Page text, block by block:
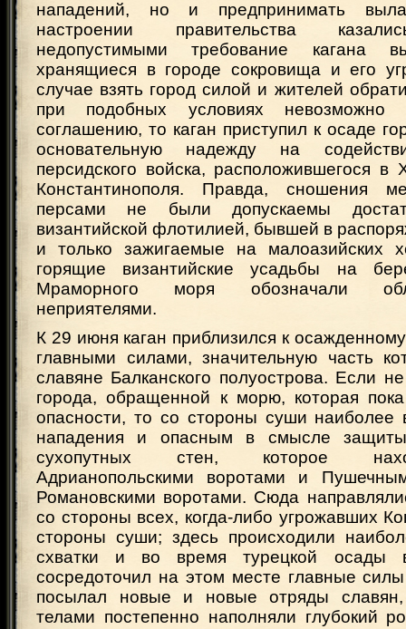
нападений, но и предпринимать
настроении правительства
недопустимыми требование кагана
хранящиеся в городе сокровища и его
случае взять город силой и жителей
при подобных условиях
соглашению, то каган приступил к осаде
основательную надежду на
персидского войска, расположившегося в
Константинополя. Правда, сношения
персами не были допускаемы
византийской флотилией, бывшей в
и только зажигаемые на малоазийских
горящие византийские усадьбы на
Мраморного моря обозначали
неприятелями.
К 29 июня каган приблизился к
главными силами, значительную часть
славяне Балканского полуострова. Если
города, обращенной к морю, которая
опасности, то со стороны суши
нападения и опасным в смысле
сухопутных стен, которое
Адрианопольскими воротами и
Романовскими воротами. Сюда
со стороны всех, когда-либо угрожавших
стороны суши; здесь происходили
схватки и во время турецкой осады
сосредоточил на этом месте главные
посылал новые и новые отряды
телами постепенно наполняли глубокий